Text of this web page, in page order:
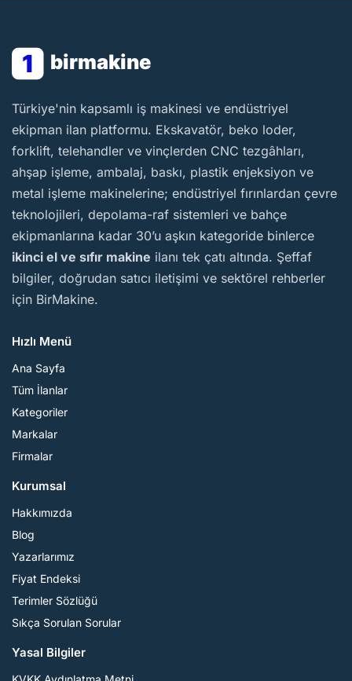
1 birmakine
BirMakine
Türkiye'nin kapsamlı iş makinesi ve endüstriyel
ekipman ilan platformu. Ekskavatör, beko loder,
forklift, telehandler ve vinçlerden CNC tezgâhları,
ahşap işleme, ambalaj, baskı, plastik enjeksiyon ve
metal işleme makinelerine; endüstriyel fırınlardan çevre
teknolojileri, depolama-raf sistemleri ve bahçe
ekipmanlarına kadar 30’u aşkın kategoride binlerce
ikinci el ve sıfır makine ilanı tek çatı altında. Şeffaf
bilgiler, doğrudan satıcı iletişimi ve sektörel rehberler
için BirMakine.
Hızlı Menü
Ana Sayfa
Tüm İlanlar
Kategoriler
Markalar
Firmalar
Kurumsal
Hakkımızda
Blog
Yazarlarımız
Fiyat Endeksi
Terimler Sözlüğü
Sıkça Sorulan Sorular
Yasal Bilgiler